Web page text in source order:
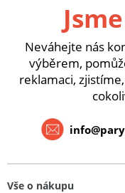
Neváhejte nás
výběrem,
reklamaci,
Vše o nákupu